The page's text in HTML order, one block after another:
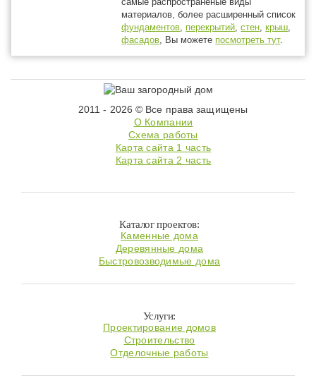
материалов, более расширенный список
фундаментов, перекрытий,стен,крыш,
фасадов, Вы можете посмотреть тут.
2011 - 2026 © Все права защищены
О Компании
Схема работы
Карта сайта 1 часть
Карта сайта 2 часть
Каталог проектов:
Каменные дома
Деревянные дома
Быстровозводимые дома
Услуги:
Проектирование домов
Строительство
Отделочные работы